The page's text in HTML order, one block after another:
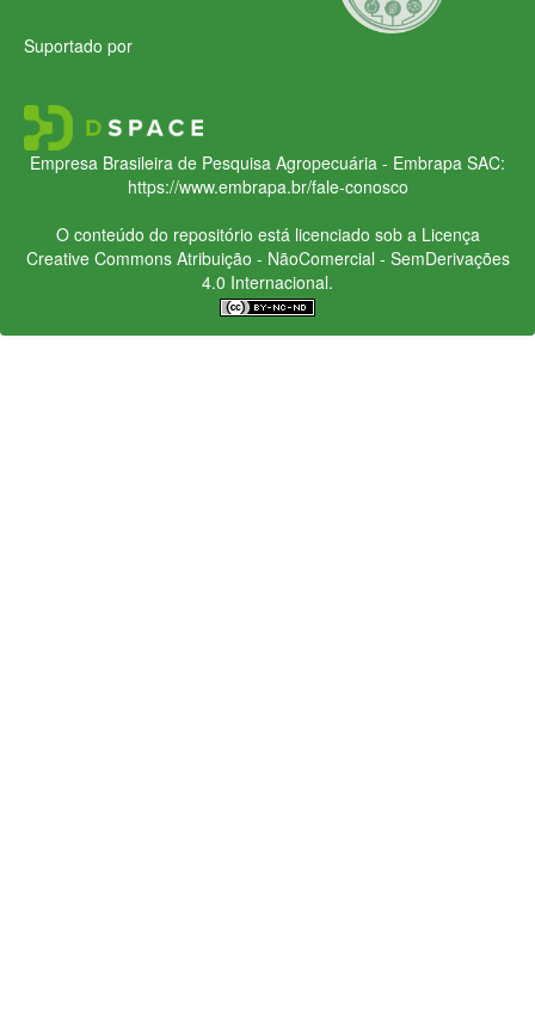
Suportado por
Empresa Brasileira de Pesquisa Agropecuária - Embrapa SAC:
https://www.embrapa.br/fale-conosco
O conteúdo do repositório está licenciado sob a Licença
Creative CommonsAtribuição - NãoComercial - SemDerivações
4.0 Internacional.